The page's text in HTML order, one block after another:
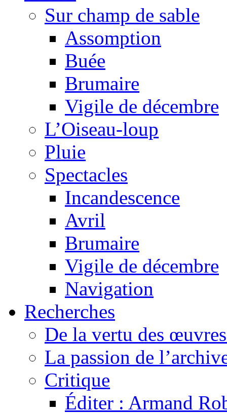
Sur champ de sable
Assomption
Buée
Brumaire
Vigile de décembre
L’Oiseau-loup
Pluie
Spectacles
Incandescence
Avril
Brumaire
Vigile de décembre
Navigation
Recherches
De la vertu des
La passion de
Critique
Éditer : Armand